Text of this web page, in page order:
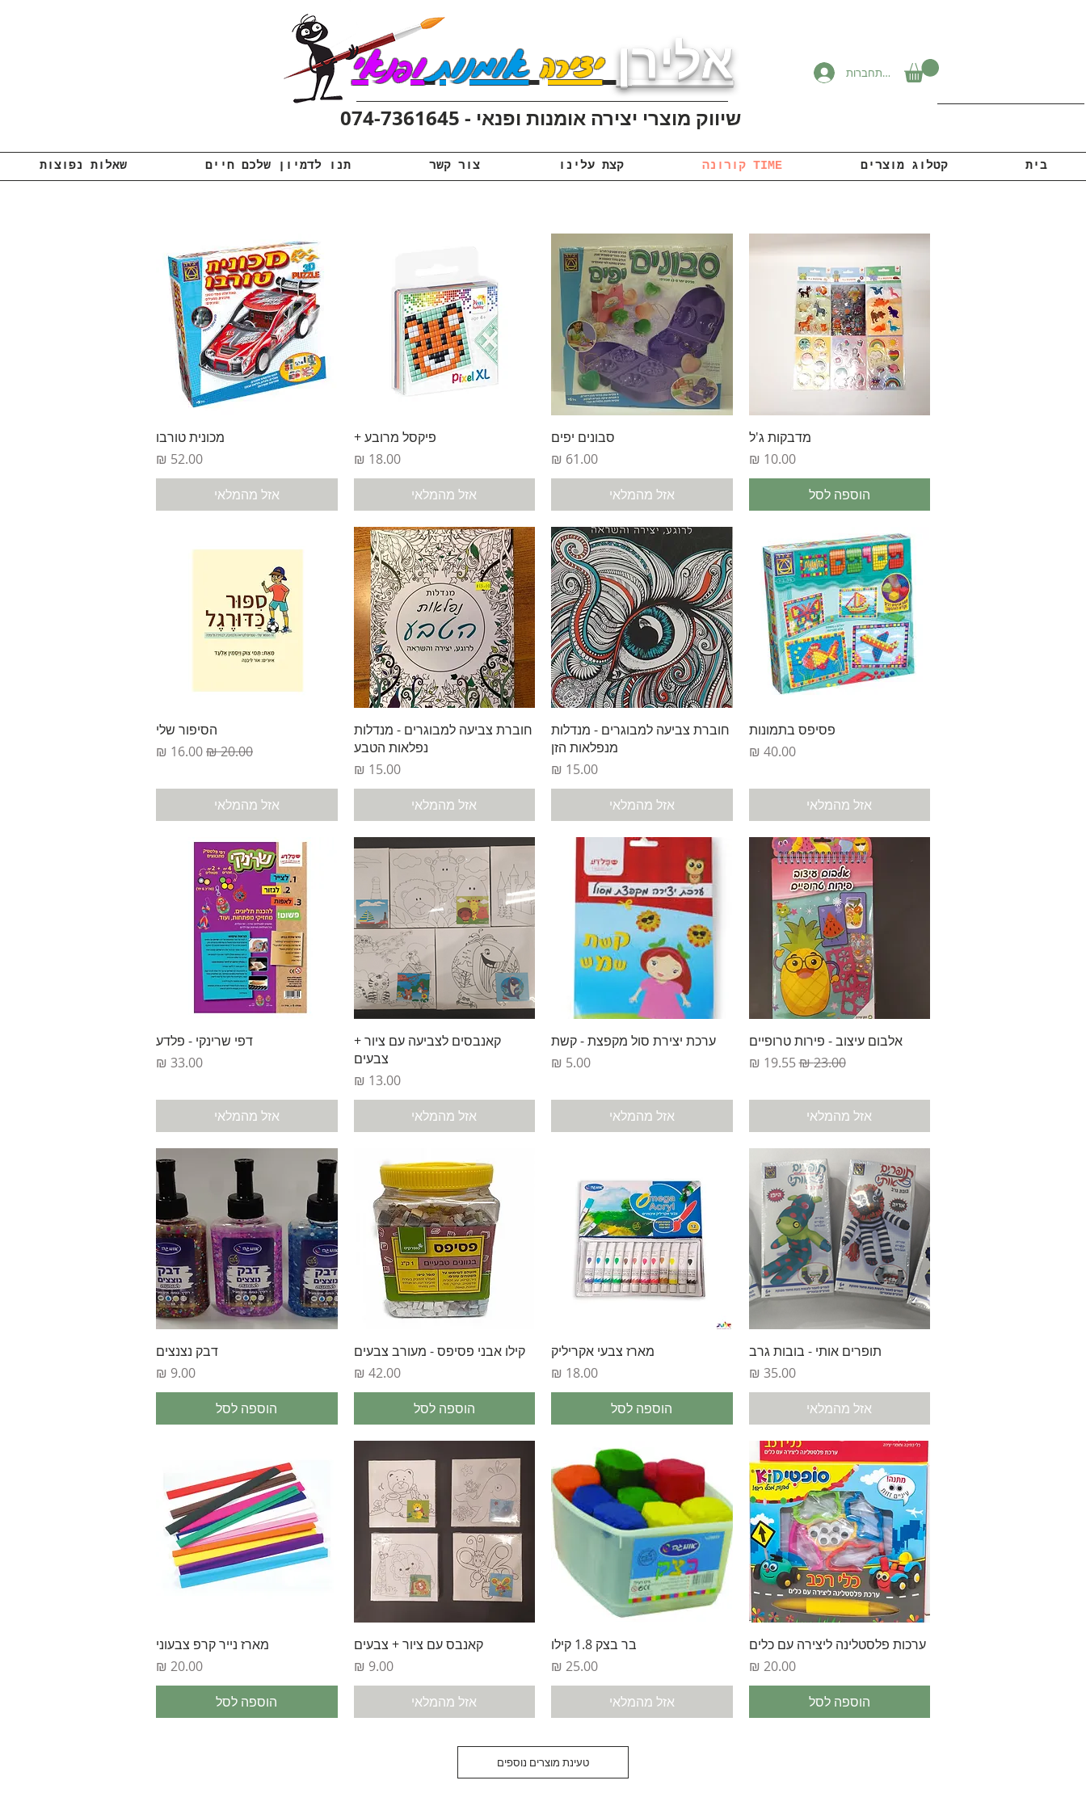
אלירן יצירהאומנותופנאי
שיווק מוצרי יצירה אומנות ופנאי - 074-7361645
להתחברות
שאלות נפוצות תנו לדמיון שלכם חיים צור קשר קצת עלינו קורונה TIME קטלוג מוצרים בית
תצוגה מהירהמדבקות ג'ל
מחיר‏10.00 ‏₪
הוספה לסל
תצוגה מהירהסבונים יפים
מחיר
אזל מהמלאי
תצוגה מהירהפיקסל מרובע +
מחיר‏18.00 ‏₪
אזל מהמלאי
תצוגה מהירהמכונית טורבו
מחיר
אזל מהמלאי
תצוגה מהירהפסיפס בתמונות
מחיר‏40.00 ‏₪
אזל מהמלאי
תצוגה מהירה
חוברת צביעה למבוגרים - מנדלות
מנפלאות הזן
מחיר
אזל מהמלאי
תצוגה מהירה
חוברת צביעה למבוגרים - מנדלות
נפלאות הטבע
מחיר‏15.00 ‏₪
אזל מהמלאי
תצוגה מהירההסיפור שלי
מחיר רגילמחיר מבצע
אזל מהמלאי
תצוגה מהירה
אלבום עיצוב - פירות טרופיים
מחיר רגיל‏23.00 ‏₪ מחיר מבצע‏19.55 ‏₪
אזל מהמלאי
תצוגה מהירה
ערכת יצירת סול מקפצת - קשת
מחיר
אזל מהמלאי
תצוגה מהירה
קאנבסים לצביעה עם ציור +
צבעים
מחיר‏13.00 ‏₪
אזל מהמלאי
תצוגה מהירה
דפי שרינקי - פלדע
מחיר
אזל מהמלאי
תצוגה מהירה
תופרים אותי - בובות גרב
מחיר‏35.00 ‏₪
אזל מהמלאי
תצוגה מהירה
מארז צבעי אקריליק
מחיר
הוספה לסל
תצוגה מהירה
קילו אבני פסיפס - מעורב צבעים
מחיר‏42.00 ‏₪
הוספה לסל
תצוגה מהירהדבק נצנצים
מחיר
הוספה לסל
תצוגה מהירה
ערכות פלסטלינה ליצירה עם כלים
מחיר‏20.00 ‏₪
הוספה לסל
תצוגה מהירה
בר בצק 1.8 קילו
מחיר
אזל מהמלאי
תצוגה מהירה
קאנבס עם ציור + צבעים
מחיר‏9.00 ‏₪
אזל מהמלאי
תצוגה מהירה
מארז נייר קרפ צבעוני
מחיר
הוספה לסל
טעינת מוצרים נוספים